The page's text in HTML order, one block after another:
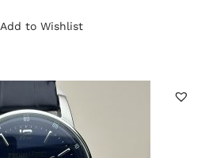
Add to Wishlist